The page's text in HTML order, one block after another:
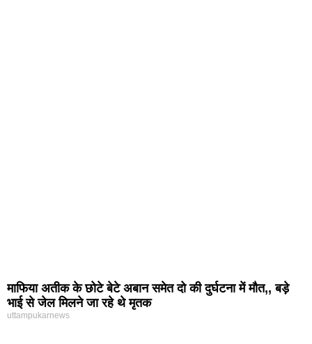
माफिया अतीक के छोटे बेटे अबान समेत दो की दुर्घटना में मौत,, बड़े
भाई से जेल मिलने जा रहे थे मृतक
uttampukarnews